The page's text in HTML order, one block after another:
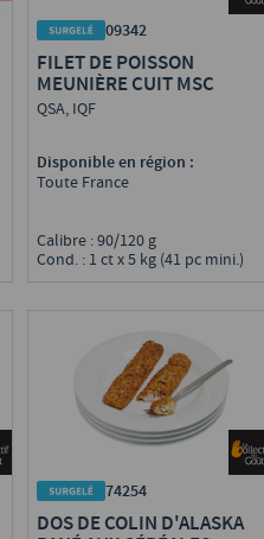
09342
FILET DE POISSON
MEUNIÈRE CUIT MSC
QSA, IQF
Disponible en région :
Toute France
Calibre : 90/120 g
Cond. : 1 ct x 5 kg (41 pc mini.)
74254
DOS DE COLIN D'ALASKA